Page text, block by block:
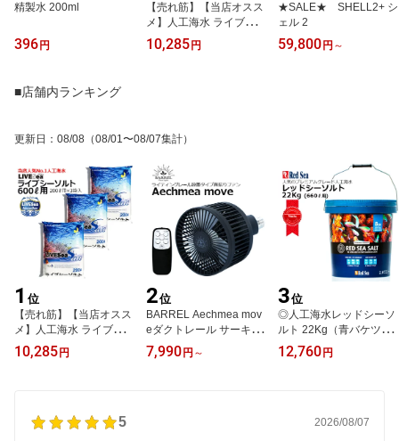
精製水 200ml
396 円
【売れ筋】【当店オスス
メ】人工海水 ライブシー
ソルト 600リットル用
（箱入り）1BOX（200
10,285 円
★SALE★ SHELL2+ シ
ェル 2
59,800 円 ～
■店舗内ランキング
更新日 ： 08/08 （08/01〜08/07集計）
1 位
【売れ筋】【当店オスス
メ】人工海水 ライブシー
ソルト 600リットル用
（箱入り）1BOX（200
10,285 円
2位
BARREL Aechmea mov
eダクトレール サーキュ
レーター・エクメアムー
ブ ファン
7,990 円 ～
3位
◎人工海水レッドシーソ
ルト 22Kg（青バケツ
大）
12,760 円
5 2026/08/07